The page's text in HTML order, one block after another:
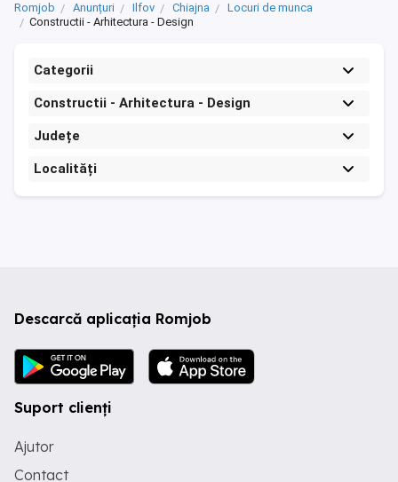
Romjob Anunțuri Ilfov Chiajna
Locuri de munca
Constructii - Arhitectura - Design
Categorii
Constructii - Arhitectura - Design
Județe
Localități
Descarcă aplicația Romjob
Suport clienți
Ajutor
Contact